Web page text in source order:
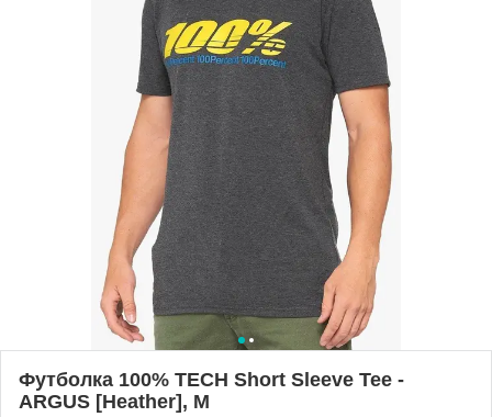
Футболка 100% TECH Short Sleeve Tee -
ARGUS [Heather], M